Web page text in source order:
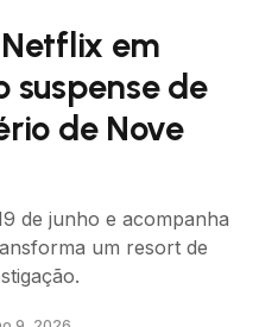
em
suspense de
de Nove
de junho e acompanha
um resort de